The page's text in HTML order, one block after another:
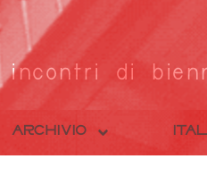
incontri di
ARCHIVIO